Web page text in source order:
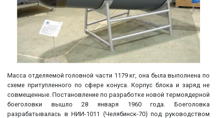
Масса отделяемой головной части 1179 кг, она была выполнена по
схеме притупленного по сфере конуса. Корпус блока и заряд не
совмещенные. Постановление по разработке новой термоядерной
боеголовки вышло 28 января 1960 года. Боеголовка
разрабатывалась в НИИ-1011 (Челябинск-70) под руководством